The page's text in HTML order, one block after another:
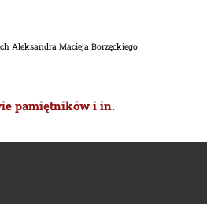
Aleksandra Macieja Borzęckiego
pamiętników i in.